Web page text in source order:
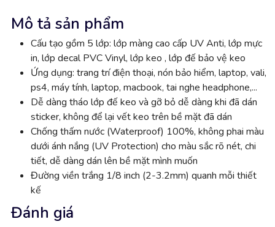
Mô tả sản phẩm
Cấu tạo gồm 5 lớp: lớp màng cao cấp UV Anti, lớp mực
in, lớp decal PVC Vinyl, lớp keo , lớp đế bảo vệ keo
Ứng dụng: trang trí điện thoại, nón bảo hiểm, laptop, vali,
ps4, máy tính, laptop, macbook, tai nghe headphone,...
Dễ dàng tháo lớp đế keo và gỡ bỏ dễ dàng khi đã dán
sticker, không để lại vết keo trên bề mặt đã dán
Chống thấm nước (Waterproof) 100%, không phai màu
dưới ánh nắng (UV Protection) cho màu sắc rõ nét, chi
tiết, dễ dàng dán lên bề mặt mình muốn
Đường viền trắng 1/8 inch (2-3.2mm) quanh mỗi thiết
kế
Đánh giá